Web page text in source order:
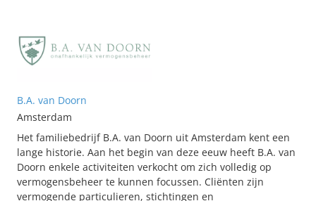
B.A. van Doorn
Amsterdam
Het familiebedrijf B.A. van Doorn uit Amsterdam kent een
lange historie. Aan het begin van deze eeuw heeft B.A. van
Doorn enkele activiteiten verkocht om zich volledig op
vermogensbeheer te kunnen focussen. Cliënten zijn
vermogende particulieren, stichtingen en